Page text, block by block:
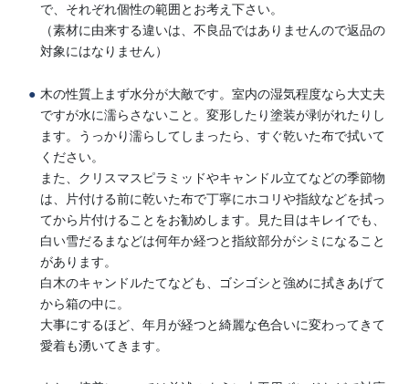
で、それぞれ個性の範囲とお考え下さい。
（素材に由来する違いは、不良品ではありませんので返品の
対象にはなりません）
木の性質上まず水分が大敵です。室内の湿気程度なら大丈夫
ですが水に濡らさないこと。変形したり塗装が剥がれたりし
ます。うっかり濡らしてしまったら、すぐ乾いた布で拭いて
ください。
また、クリスマスピラミッドやキャンドル立てなどの季節物
は、片付ける前に乾いた布で丁寧にホコリや指紋などを拭っ
てから片付けることをお勧めします。見た目はキレイでも、
白い雪だるまなどは何年か経つと指紋部分がシミになること
があります。
白木のキャンドルたてなども、ゴシゴシと強めに拭きあげて
から箱の中に。
大事にするほど、年月が経つと綺麗な色合いに変わってきて
愛着も湧いてきます。